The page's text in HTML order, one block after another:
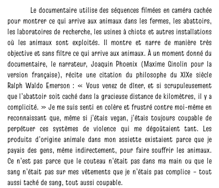
Le documentaire utilise des séquences filmées en caméra cachée
pour montrer ce qui arrive aux animaux dans les fermes, les abattoirs,
les laboratoires de recherche, les usines à chiots et autres installations
où les animaux sont exploités. Il montre et narre de manière très
objective et sans filtre ce qui arrive aux animaux. À un moment donné du
documentaire, le narrateur, Joaquin Phoenix (Maxime Ginolin pour la
version française), récite une citation du philosophe du XIXe siècle
Ralph Waldo Emerson : « Vous venez de dîner, et si scrupuleusement
que l’abattoir soit caché dans la gracieuse distance de kilomètres, il y a
complicité. » Je me suis senti en colère et frustré contre moi-même en
reconnaissant que, même si j’étais vegan, j’étais toujours coupable de
perpétuer ces systèmes de violence qui me dégoûtaient tant. Les
produits d’origine animale dans mon assiette existaient parce que je
payais des gens, même indirectement, pour faire souffrir les animaux.
Ce n’est pas parce que le couteau n’était pas dans ma main ou que le
sang n’était pas sur mes vêtements que je n’étais pas complice – tout
aussi taché de sang, tout aussi coupable.